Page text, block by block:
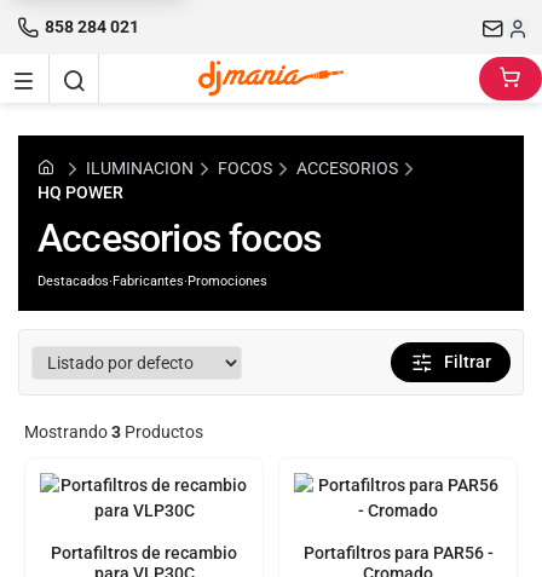
858 284 021
ILUMINACION FOCOS
ACCESORIOS
HQ POWER
Accesorios focos
Destacados·Fabricantes·Promociones
Filtrar
Mostrando3 Productos
Portafiltros de recambio
Portafiltros para PAR56 -